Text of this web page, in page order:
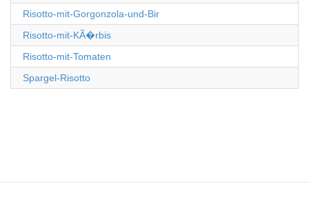
Risotto-mit-Gorgonzola-und-Bir
Risotto-mit-KÃ�rbis
Risotto-mit-Tomaten
Spargel-Risotto